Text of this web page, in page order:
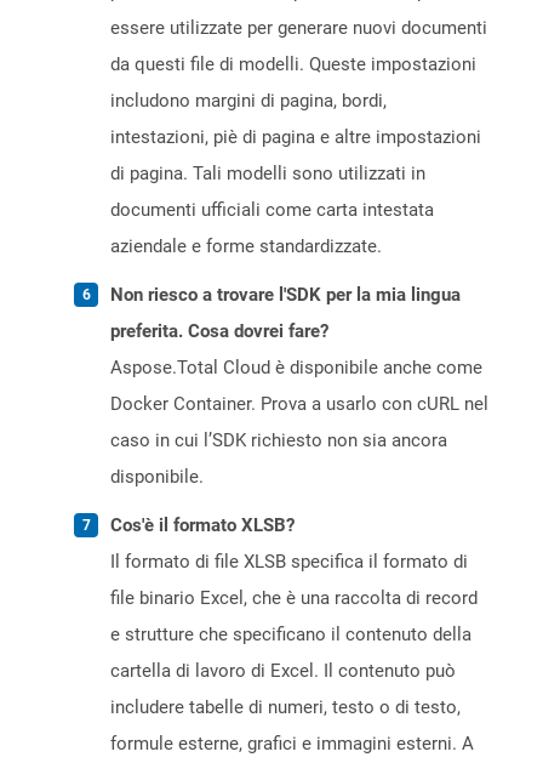
essere utilizzate per generare nuovi documenti
da questi file di modelli. Queste impostazioni
includono margini di pagina, bordi,
intestazioni, piè di pagina e altre impostazioni
di pagina. Tali modelli sono utilizzati in
documenti ufficiali come carta intestata
aziendale e forme standardizzate.
Non riesco a trovare l'SDK per la mia lingua
preferita. Cosa dovrei fare?
Aspose.Total Cloud è disponibile anche come
Docker Container. Prova a usarlo con cURL nel
caso in cui l’SDK richiesto non sia ancora
disponibile.
Cos'è il formato XLSB?
Il formato di file XLSB specifica il formato di
file binario Excel, che è una raccolta di record
e strutture che specificano il contenuto della
cartella di lavoro di Excel. Il contenuto può
includere tabelle di numeri, testo o di testo,
formule esterne, grafici e immagini esterni. A